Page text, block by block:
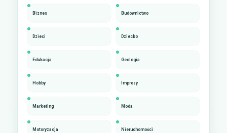
Biznes Budownictwo
Dzieci Dziecko
Edukacja Geologia
Hobby Imprezy
Marketing Moda
Motoryzacja Nieruchomości